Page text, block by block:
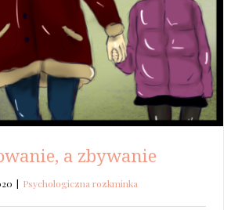
a zbywanie
| Psychologiczna rozkminka